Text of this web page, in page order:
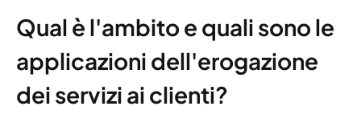
Qual è l'ambito e quali sono le
applicazioni dell'erogazione
dei servizi ai clienti?